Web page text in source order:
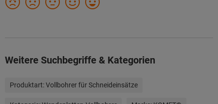
Weitere Suchbegriffe & Kategorien
Produktart:Vollbohrer für Schneideinsätze